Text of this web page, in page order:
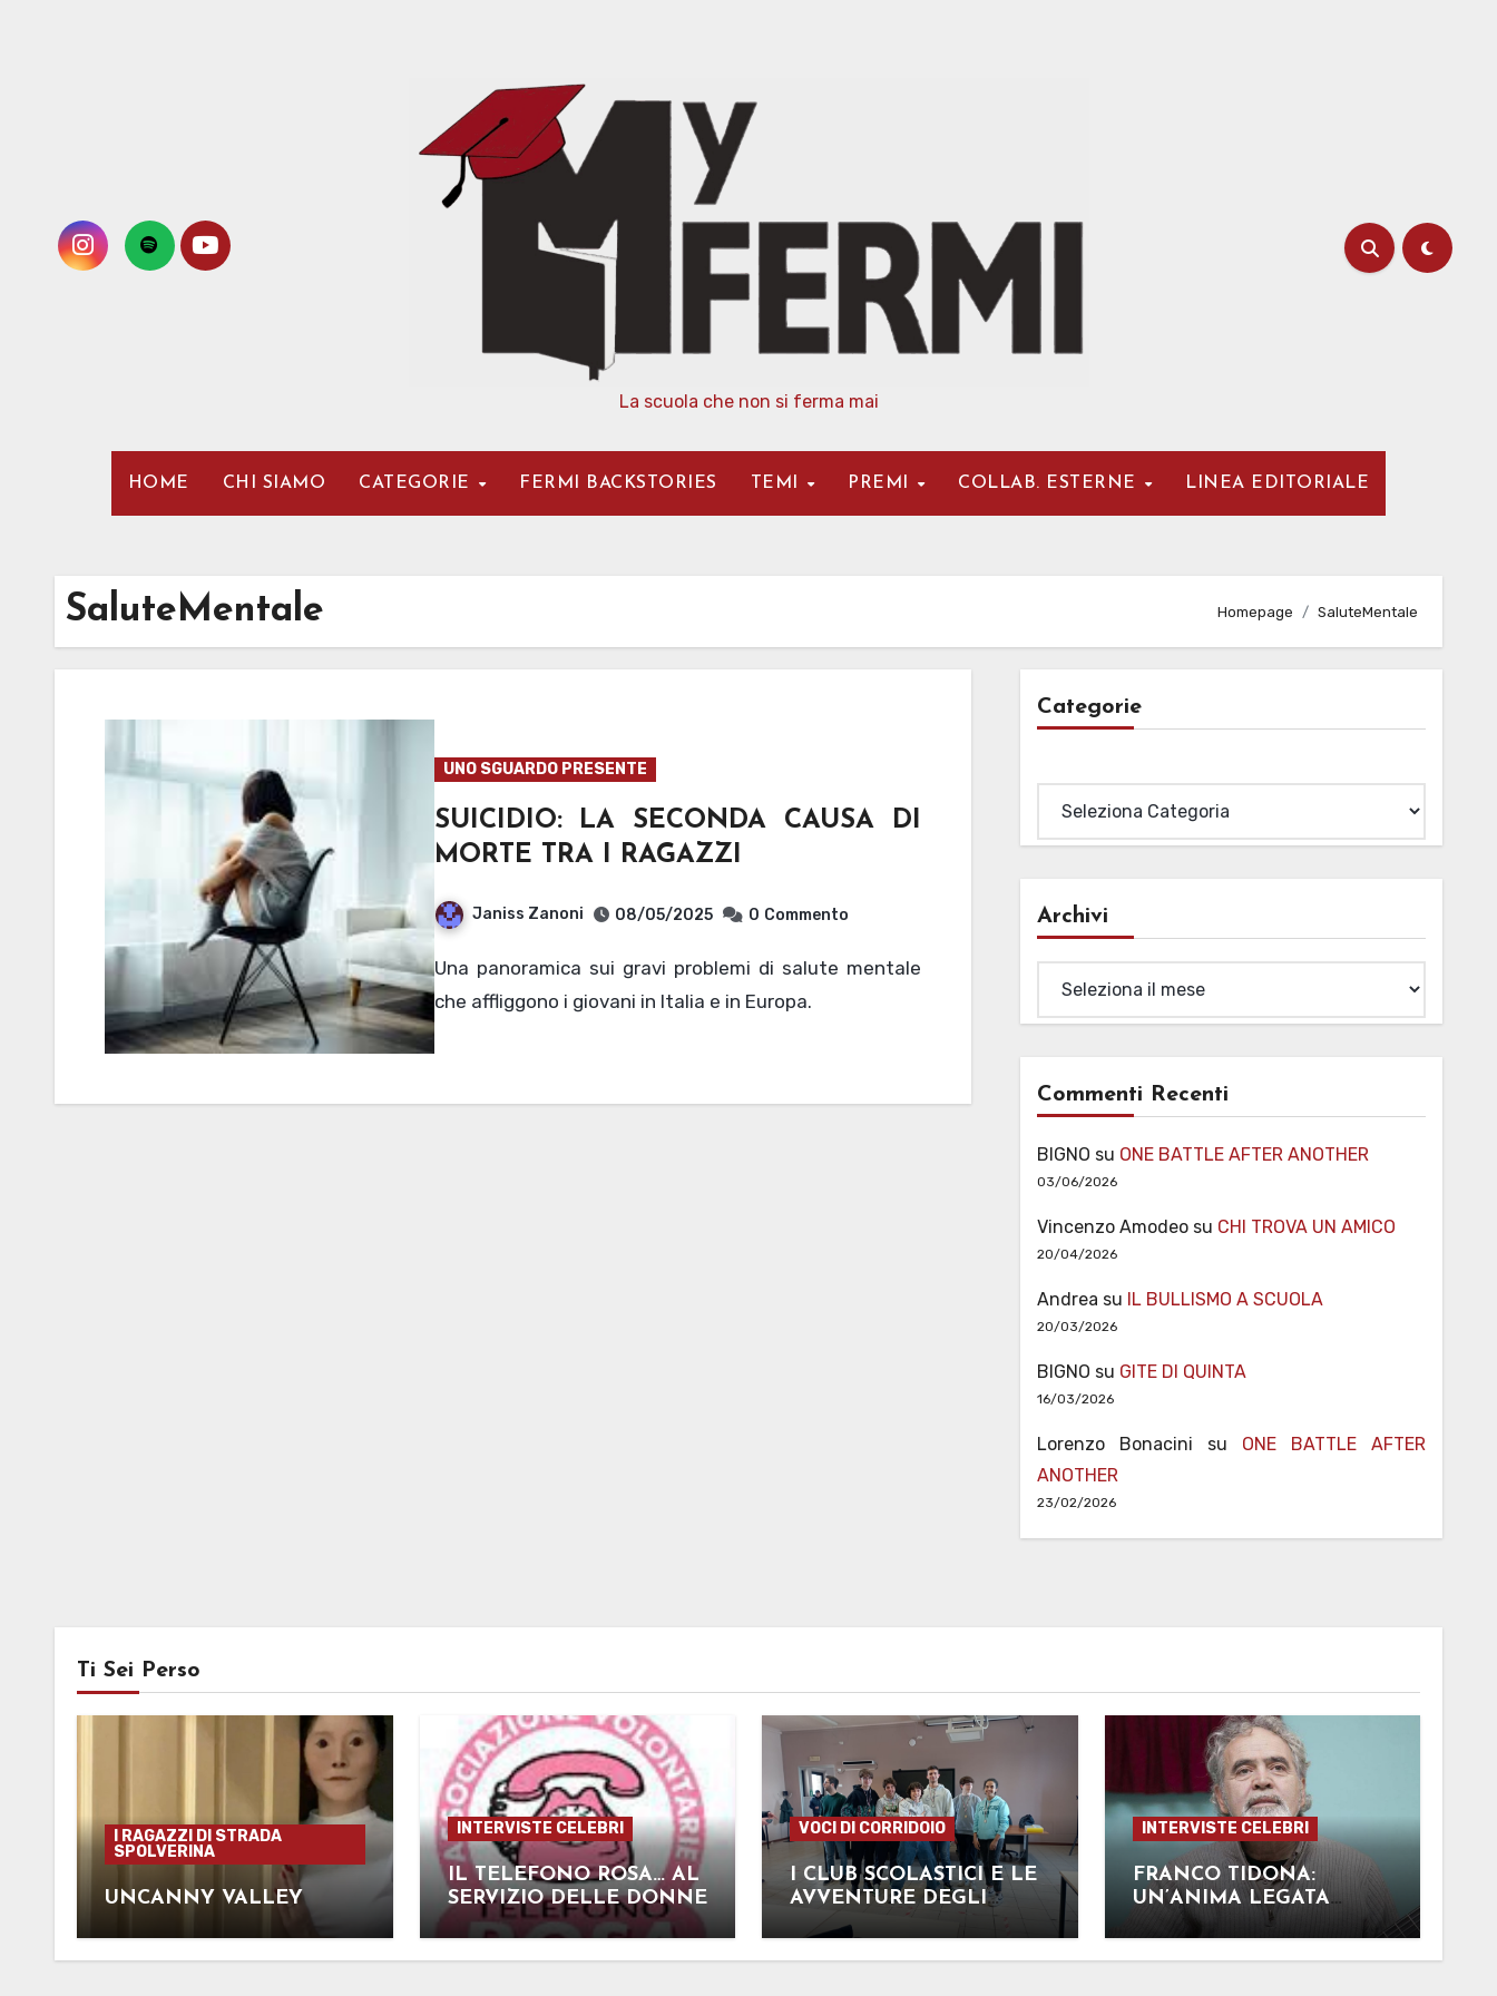
La scuola che non si ferma mai
HOME CHI SIAMO CATEGORIE FERMI BACKSTORIES TEMI PREMI COLLAB. ESTERNE LINEA EDITORIALE
SaluteMentale Homepage SaluteMentale
UNO SGUARDO PRESENTE
SUICIDIO: LA SECONDA CAUSA DI
MORTE TRA I RAGAZZI
Janiss Zanoni 08/05/2025 0 Commento
Una panoramica sui gravi problemi di salute mentale
che affliggono i giovani in Italia e in Europa.
Categorie
Archivi
Commenti Recenti
BIGNO su ONE BATTLE AFTER ANOTHER
03/06/2026
Vincenzo Amodeosu CHI TROVA UN AMICO
20/04/2026
Andrea su IL BULLISMO A SCUOLA
20/03/2026
BIGNO su GITE DI QUINTA
16/03/2026
Lorenzo Bonacini su ONE BATTLE AFTER
ANOTHER
23/02/2026
Ti Sei Perso
I RAGAZZI DI STRADA
SPOLVERINA
UNCANNY VALLEY
INTERVISTE CELEBRI
IL TELEFONO ROSA… AL
SERVIZIO DELLE DONNE
VOCI DI CORRIDOIO
I CLUB SCOLASTICI E LE
AVVENTURE DEGLI
SCACCHISTI
INTERVISTE CELEBRI
FRANCO TIDONA:
UN’ANIMA LEGATA
INDISSOLUBILMENTE